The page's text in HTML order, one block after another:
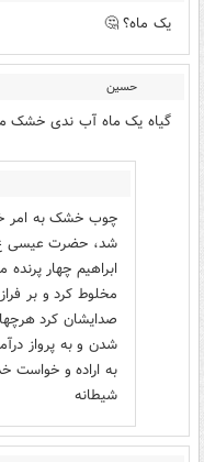
یک ماه؟ 🤔
حسین
گیاه یک ماه آب ندی خشک
چوب خشک به امر
شد، حضرت عیسی ع
ابراهیم چهار
مخلوط کرد و بر
صدایشان کرد
شدن و به پرواز
به اراده و خواست
شیطانه